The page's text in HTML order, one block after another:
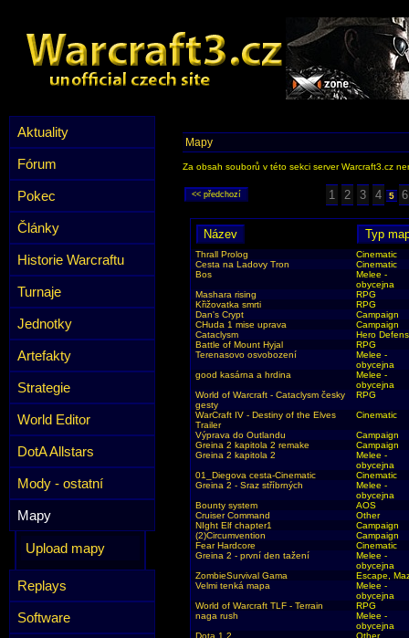
Aktuality
Fórum
Pokec
Články
Historie Warcraftu
Turnaje
Jednotky
Artefakty
Strategie
World Editor
DotA Allstars
Mody - ostatní
Mapy
Upload mapy
Replays
Software
Mapy
Za obsah souborů v této sekci server Warcraft3.cz
1 2 3 4 5 6
Thrall Prolog
Cinematic
Cesta na Ladovy Tron
Cinematic
Bos
Melee -
obycejna
Mashara rising
RPG
Křižovatka smrti
RPG
Dan's Crypt
Campaign
CHuda 1 mise uprava
Campaign
Cataclysm
Hero
Battle of Mount Hyjal
RPG
Terenasovo osvobození
Melee -
obycejna
good kasárna a hrdina
Melee -
obycejna
World of Warcraft - Cataclysm česky
gesty
RPG
WarCraft IV - Destiny of the Elves
Trailer
Cinematic
Výprava do Outlandu
Campaign
Greina 2 kapitola 2 remake
Campaign
Greina 2 kapitola 2
Melee -
obycejna
01_Diegova cesta-Cinematic
Cinematic
Greina 2 - Sraz stříbrných
Melee -
obycejna
Bounty system
AOS
Cruiser Command
Other
NIght Elf chapter1
Campaign
(2)Circumvention
Campaign
Fear Hardcore
Cinematic
Greina 2 - první den tažení
Melee -
obycejna
ZombieSurvival Gama
Escape,
Velmi tenká mapa
Melee -
obycejna
World of Warcraft TLF - Terrain
RPG
naga rush
Melee -
obycejna
Dota 1.2
Other